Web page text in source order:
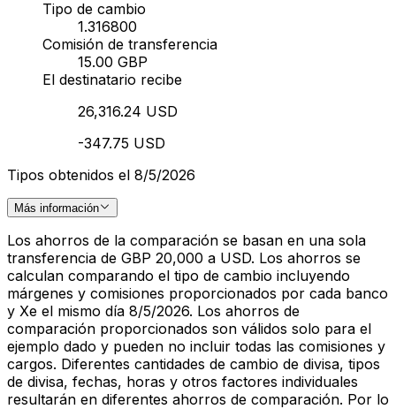
Tipo de cambio
1.316800
Comisión de transferencia
15.00 GBP
El destinatario recibe
26,316.24 USD
-347.75 USD
Tipos obtenidos el 8/5/2026
Más información
Los ahorros de la comparación se basan en una sola
transferencia de GBP 20,000 a USD. Los ahorros se
calculan comparando el tipo de cambio incluyendo
márgenes y comisiones proporcionados por cada banco
y Xe el mismo día 8/5/2026. Los ahorros de
comparación proporcionados son válidos solo para el
ejemplo dado y pueden no incluir todas las comisiones y
cargos. Diferentes cantidades de cambio de divisa, tipos
de divisa, fechas, horas y otros factores individuales
resultarán en diferentes ahorros de comparación. Por lo